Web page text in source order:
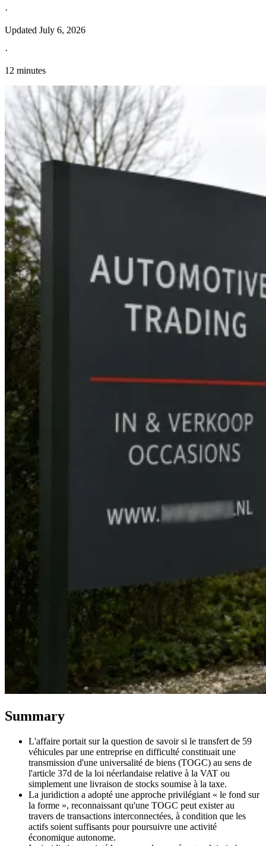
Guides
Guides fiscaux par pays
Tous les guides
La VAT pour les débutants
Fiscalité indirecte 101
·
Updated July 6, 2026
·
12 minutes
Summary
L'affaire portait sur la question de savoir si le transfert de 59
véhicules par une entreprise en difficulté constituait une
transmission d'une universalité de biens (TOGC) au sens de
l'article 37d de la loi néerlandaise relative à la VAT ou
simplement une livraison de stocks soumise à la taxe.
La juridiction a adopté une approche privilégiant « le fond sur
la forme », reconnaissant qu'une TOGC peut exister au
travers de transactions interconnectées, à condition que les
actifs soient suffisants pour poursuivre une activité
économique autonome.